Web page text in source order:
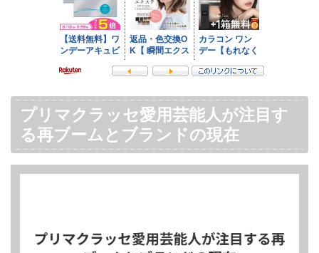
プリマクラッセ愛用芸能人が注目す
る再ブームとブランドの現在